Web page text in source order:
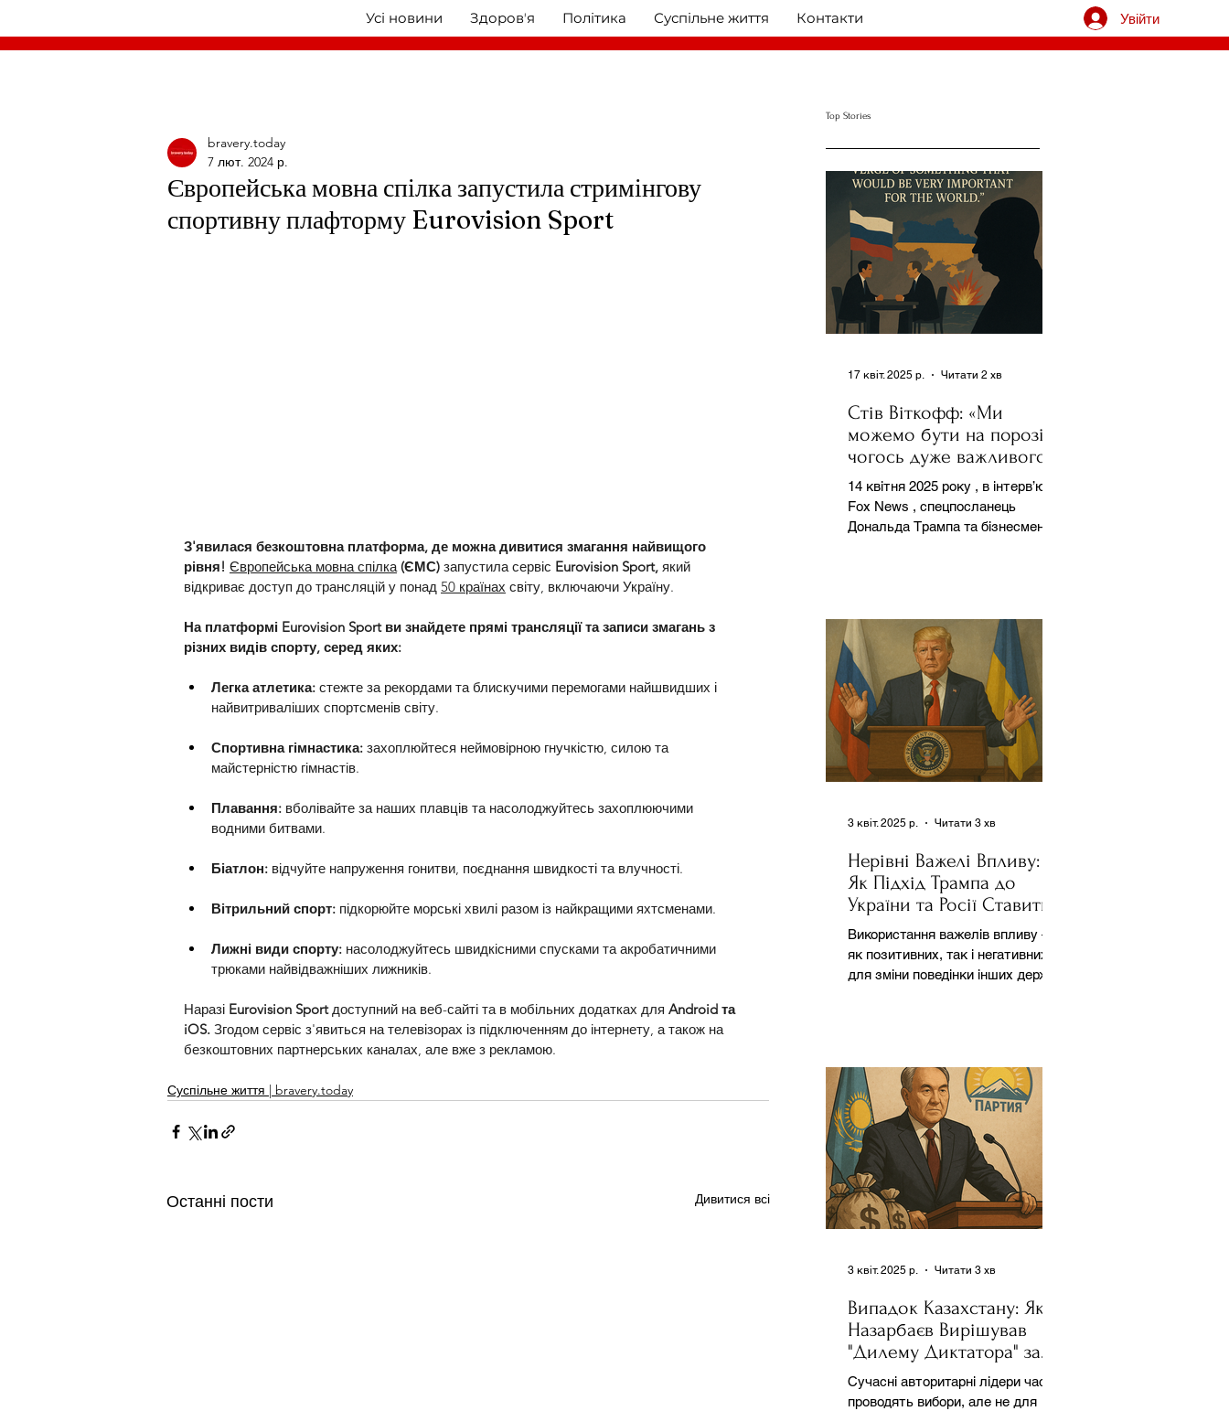
Усі новини Здоровʼя Політика Суспільне життя Контакти Увійти
Європейська мовна спілка запустила стримінгову
спортивну плафторму Eurovision Sport
bravery.today
7 лют. 2024 р.
З'явилася безкоштовна платформа, де можна дивитися змагання найвищого
рівня! Європейська мовна спілка (ЄМС) запустила сервіс Eurovision Sport, який
відкриває доступ до трансляцій у понад 50 країнах світу, включаючи Україну.
На платформі Eurovision Sport ви знайдете прямі трансляції та записи змагань з
різних видів спорту, серед яких:
Легка атлетика: стежте за рекордами та блискучими перемогами найшвидших і
найвитриваліших спортсменів світу.
Спортивна гімнастика: захоплюйтеся неймовірною гнучкістю, силою та
майстерністю гімнастів.
Плавання: вболівайте за наших плавців та насолоджуйтесь захоплюючими
водними битвами.
Біатлон: відчуйте напруження гонитви, поєднання швидкості та влучності.
Вітрильний спорт: підкорюйте морські хвилі разом із найкращими яхтсменами.
Лижні види спорту: насолоджуйтесь швидкісними спусками та акробатичними
трюками найвідважніших лижників.
Наразі Eurovision Sport доступний на веб-сайті та в мобільних додатках для Android та
iOS. Згодом сервіс з'явиться на телевізорах із підключенням до інтернету, а також на
безкоштовних партнерських каналах, але вже з рекламою.
Суспільне життя | bravery.today
Останні пости Дивитися всі
Top Stories
Стів Віткофф: «Ми
можемо бути на порозі
чогось дуже важливого
для світу» — але що це
означає?
14 квітня 2025 року , в інтерв’ю на
Fox News , спецпосланець
Дональда Трампа та бізнесмен
17 квіт. 2025 р. Читати 2 хв
Нерівні Важелі Впливу:
Як Підхід Трампа до
України та Росії Ставить
під Сумнів Американську
Держполітику
Використання важелів впливу –
як позитивних, так і негативних –
для зміни поведінки інших держав
3 квіт. 2025 р. Читати 3 хв
Випадок Казахстану: Як
Назарбаєв Вирішував
"Дилему Диктатора" за
Допомогою Ресурсів та
Партії
Сучасні авторитарні лідери часто
проводять вибори, але не для
3 квіт. 2025 р. Читати 3 хв